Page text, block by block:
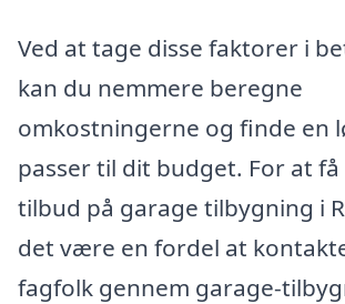
Ved at tage disse faktorer i
kan du nemmere beregne
omkostningerne og finde en
passer til dit budget. For at
tilbud på garage tilbygning i
det være en fordel at
fagfolk gennem garage-